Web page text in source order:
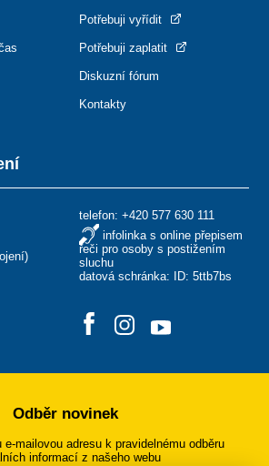
)
telefon: +420 577 630 111
infolinka s online přepisem
řeči pro osoby s postižením
sluchu
datová schránka: ID: 5ttb7bs
Potřebuji vyřídit
Potřebuji zaplatit
Diskuzní fórum
Kontakty
Odběr novinek
mailovou adresu k pravidelnému odběru
informací z našeho webu